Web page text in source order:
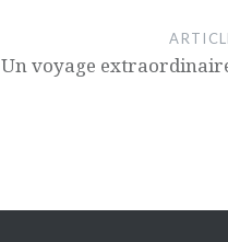
Un voyage